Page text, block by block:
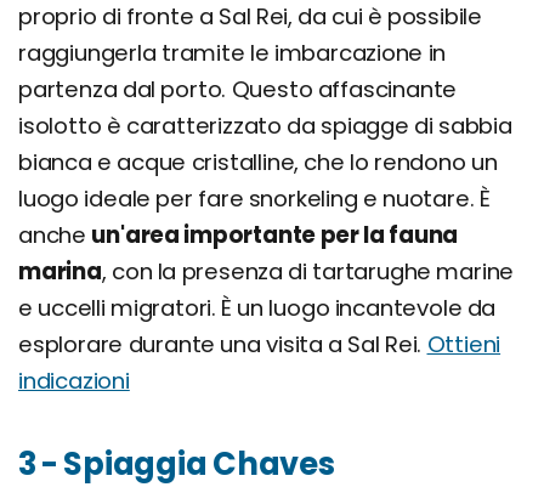
proprio di fronte a Sal Rei, da cui è possibile
raggiungerla tramite le imbarcazione in
partenza dal porto. Questo affascinante
isolotto è caratterizzato da spiagge di sabbia
bianca e acque cristalline, che lo rendono un
luogo ideale per fare snorkeling e nuotare. È
anche un'area importante per la fauna
marina, con la presenza di tartarughe marine
e uccelli migratori. È un luogo incantevole da
esplorare durante una visita a Sal Rei. Ottieni
indicazioni
3 - Spiaggia Chaves